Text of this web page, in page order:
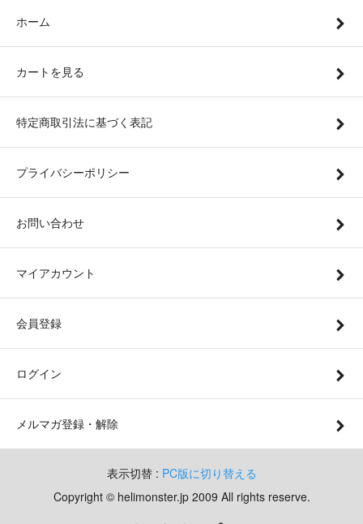
ホーム
カートを見る
特定商取引法に基づく表記
プライバシーポリシー
お問い合わせ
マイアカウント
会員登録
ログイン
メルマガ登録・解除
表示切替 : PC版に切り替える
Copyright © helimonster.jp 2009 All rights reserve.